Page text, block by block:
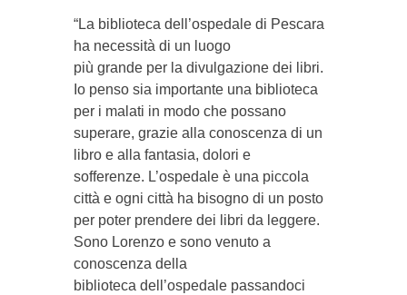
“La biblioteca dell’ospedale di Pescara
ha necessità di un luogo
più grande per la divulgazione dei libri.
Io penso sia importante una biblioteca
per i malati in modo che possano
superare, grazie alla conoscenza di un
libro e alla fantasia, dolori e
sofferenze. L’ospedale è una piccola
città e ogni città ha bisogno di un posto
per poter prendere dei libri da leggere.
Sono Lorenzo e sono venuto a
conoscenza della
biblioteca dell’ospedale passandoci